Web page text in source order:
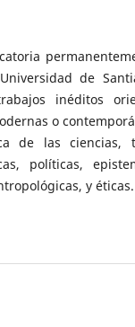
de
inéditos
o
de las ciencias,
políticas,
y éticas.